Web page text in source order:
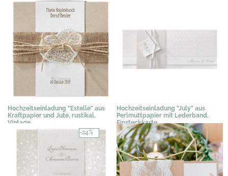
Hochzeitseinladung "Estelle" aus
Kraftpapier und Jute, rustikal,
Vintage
3,29 €*
Hochzeitseinladung "July" aus
Perlmuttpapier mit Lederband,
Einsteckkarte
3,07 €*
-24%